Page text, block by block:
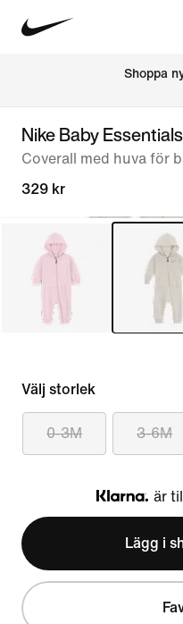
Shoppa
Nike Baby Essentials
Coverall med huva för
329 kr
Välj storlek
0-3M 3-6M
är
Lägg i